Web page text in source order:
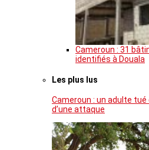
Cameroun : 31
identifiés à Douala
Les plus lus
Cameroun : un adulte
d’une attaque